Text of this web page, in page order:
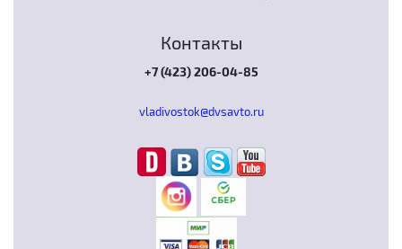
Контакты
+7 (423) 206-04-85
vladivostok@dvsavto.ru